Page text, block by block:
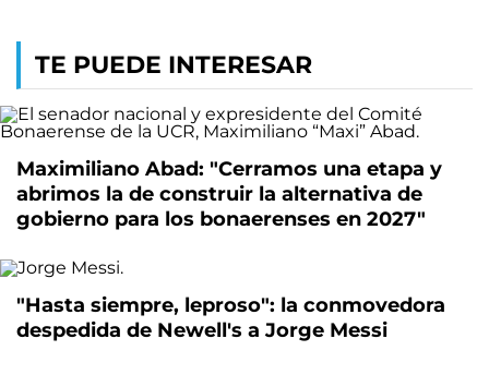
TE PUEDE INTERESAR
Maximiliano Abad: "Cerramos una etapa y
abrimos la de construir la alternativa de
gobierno para los bonaerenses en 2027"
"Hasta siempre, leproso": la conmovedora
despedida de Newell's a Jorge Messi